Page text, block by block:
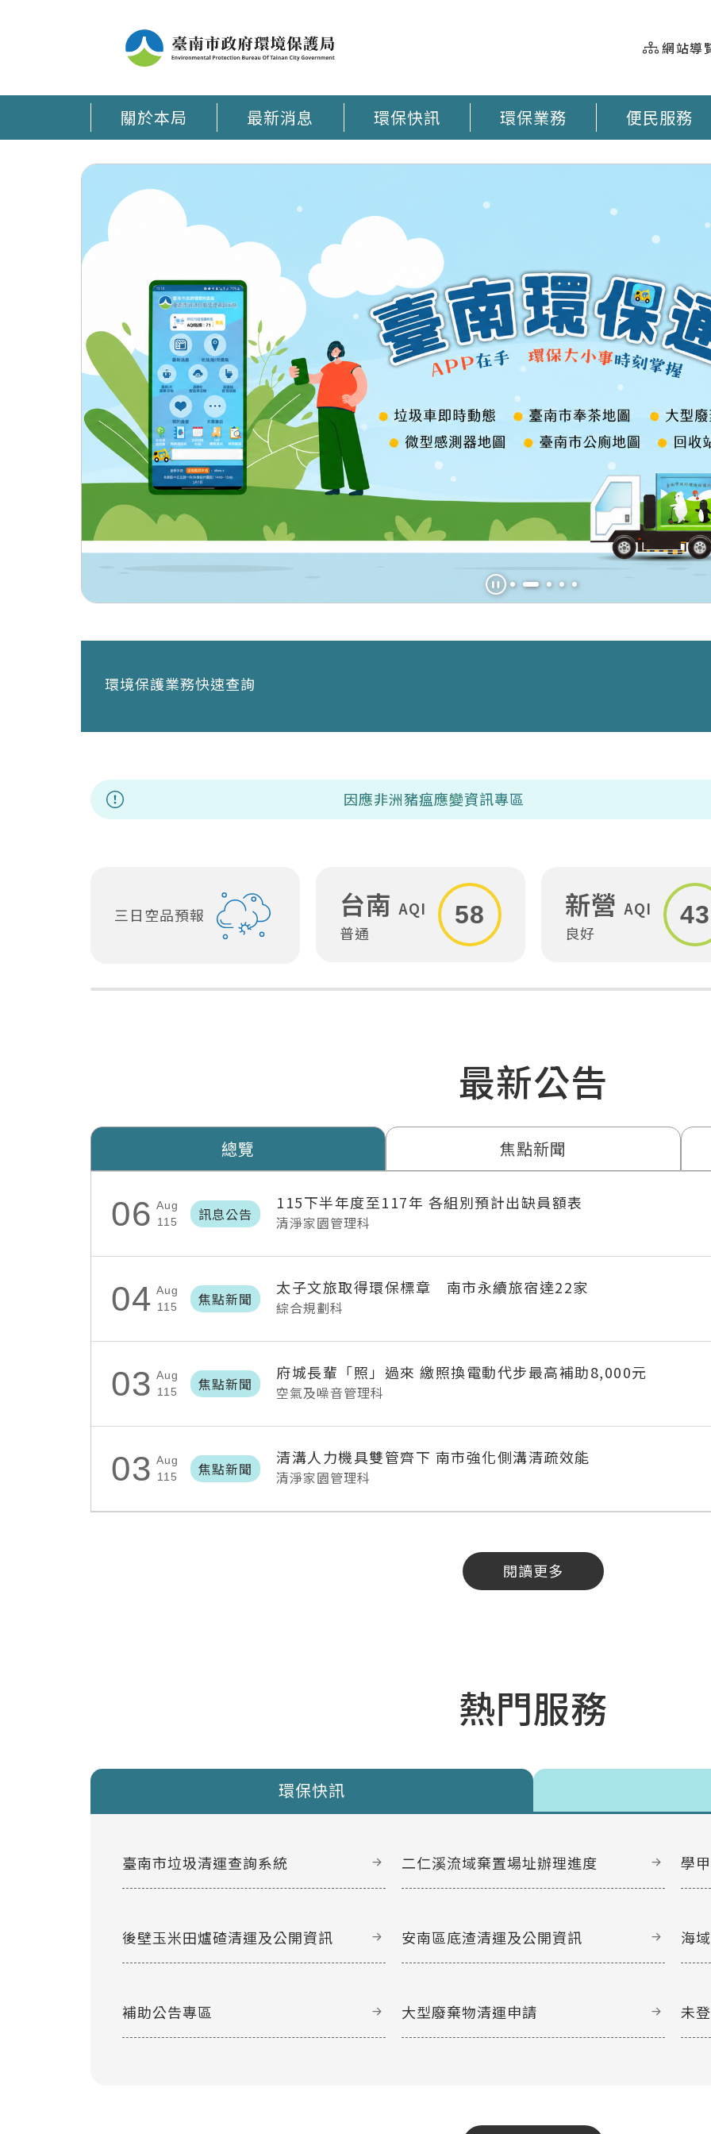
網站導
關於本局 最新消息 環保快訊 環保業務 便民服務
臺南環保通 APP在手 環保大小事時刻掌握 垃圾車即時動態 臺南市奉茶地圖 大型廢棄物清運
環境保護業務快速查詢
因應非洲豬瘟應變資訊專區
三日空品預報 台南 AQI
普通
58 新營 AQI
良好
43
最新公告
總覽 焦點新聞
06 Aug
115
訊息公告
115下半年度至117年 各組別預計出缺員額表
清淨家園管理科
04 Aug
115
焦點新聞
太子文旅取得環保標章 南市永續旅宿達22家
綜合規劃科
03 Aug
115
焦點新聞
府城長輩「照」過來 繳照換電動代步最高補助8,000元
空氣及噪音管理科
03 Aug
115
焦點新聞
清溝人力機具雙管齊下 南市強化側溝清疏效能
清淨家園管理科
閱讀更多
熱門服務
環保快訊
臺南市垃圾清運查詢系統 二仁溪流域棄置場址辦理進度 學
後壁玉米田爐碴清運及公開資訊 安南區底渣清運及公開資訊 海
補助公告專區 大型廢棄物清運申請 未